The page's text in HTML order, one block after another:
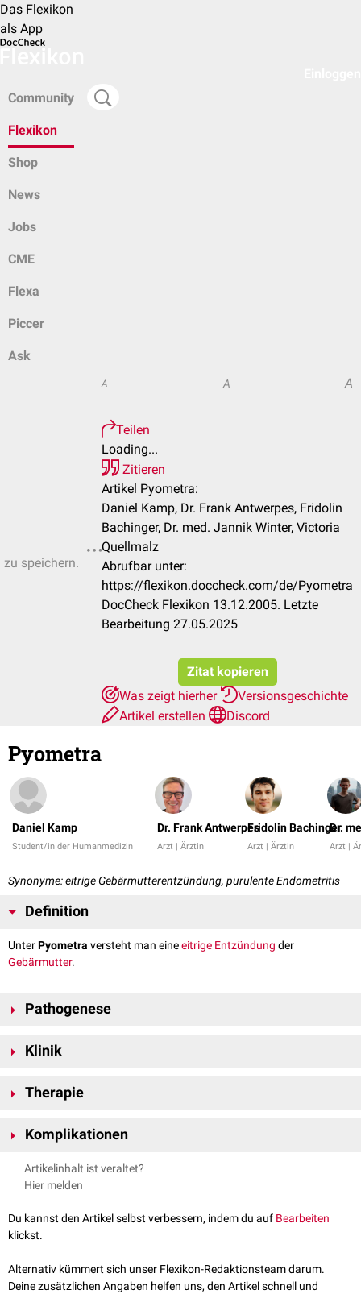
Das Flexikon
als App
Community
Flexikon
Shop
News
Jobs
CME
Flexa
Piccer
Ask
speichern.
A A A
Teilen
Loading...
Zitieren
Artikel Pyometra:
Daniel Kamp, Dr. Frank Antwerpes, Fridolin
Bachinger, Dr. med. Jannik Winter, Victoria
Quellmalz
Abrufbar unter:
https://flexikon.doccheck.com/de/Pyometra
DocCheck Flexikon 13.12.2005. Letzte
Bearbeitung 27.05.2025
Zitat kopieren
Was zeigt hierher
Versionsgeschichte
Artikel erstellen
Discord
Pyometra
Daniel Kamp
Student/in der Humanmedizin
Dr. Frank Antwerpes
Arzt | Ärztin
Fridolin Bachinger
Arzt | Ärztin
Dr.
Arzt |
Synonyme: eitrige Gebärmutterentzündung, purulente Endometritis
Definition
UnterPyometra versteht man eineeitrige Entzündung der
Gebärmutter.
Pathogenese
die
Portioaufsteigen, z.B.
Infektion
Endometriums
Intrauterinpessare .
Klinik
Bauch- und Druckschmerzen im Bereich der Gebärmutter
Fieber.
Therapie
Eiters).Komplikationen
Zu den Komplikationen einer Pyometra zählen:
Rückstau des Eiters bis in die
Peritonitis
Sepsis
Artikelinhalt ist veraltet?
Hier melden
Du kannst den Artikel selbst verbessern, indem du auf Bearbeiten
klickst.
Alternativ kümmert sich unser Flexikon-Redaktionsteam darum.
Deine zusätzlichen Angaben helfen uns, den Artikel schnell und